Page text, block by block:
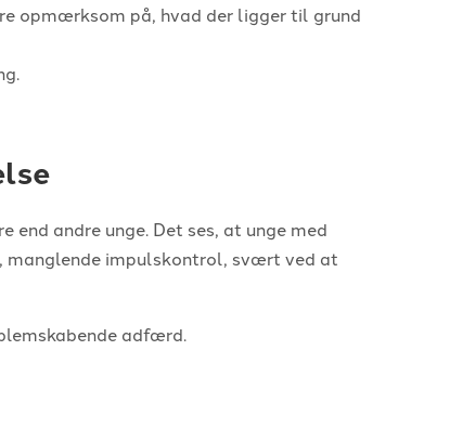
opmærksom på, hvad der ligger til grund
andre unge. Det ses, at unge med
impulskontrol, svært ved at
adfærd.